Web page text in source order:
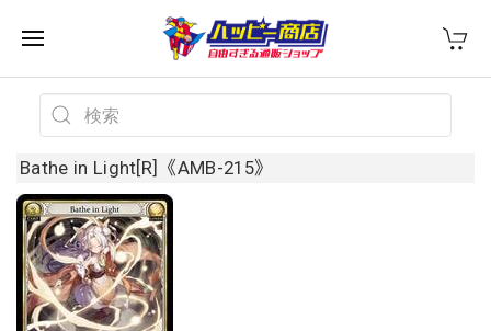
Bathe in Light[R]《AMB-215》